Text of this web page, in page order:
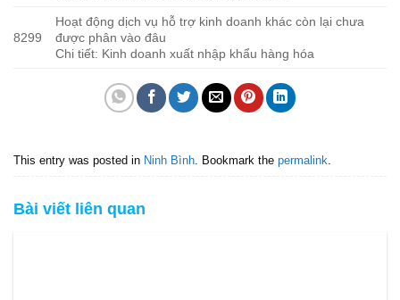
8299
Hoạt động dịch vụ hỗ trợ kinh doanh khác còn lại chưa
được phân vào đâu
Chi tiết: Kinh doanh xuất nhập khẩu hàng hóa
This entry was posted in Ninh Bình . Bookmark the permalink
Bài viết liên quan